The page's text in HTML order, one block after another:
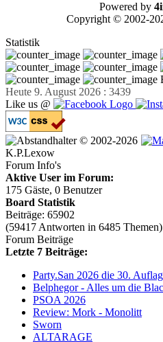
Powered by
Copyright © 2002-
Statistik
Heute 9. August 2026 : 3439
Like us @
© 2002-2026
K.P.Lexow
Forum Info's
Aktive User im Forum:
175 Gäste, 0 Benutzer
Board Statistik
Beiträge: 65902
(59417 Antworten in 6485 Themen)
Forum Beiträge
Letzte 7 Beiträge:
Party.San 2026 die 30.
Belphegor - Alles um die
PSOA 2026
Review: Mork - Monolitt
Sworn
ALTARAGE